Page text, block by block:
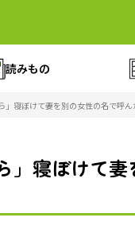
読みもの
」寝ぼけて妻を別の女性の名で呼
」寝ぼけて